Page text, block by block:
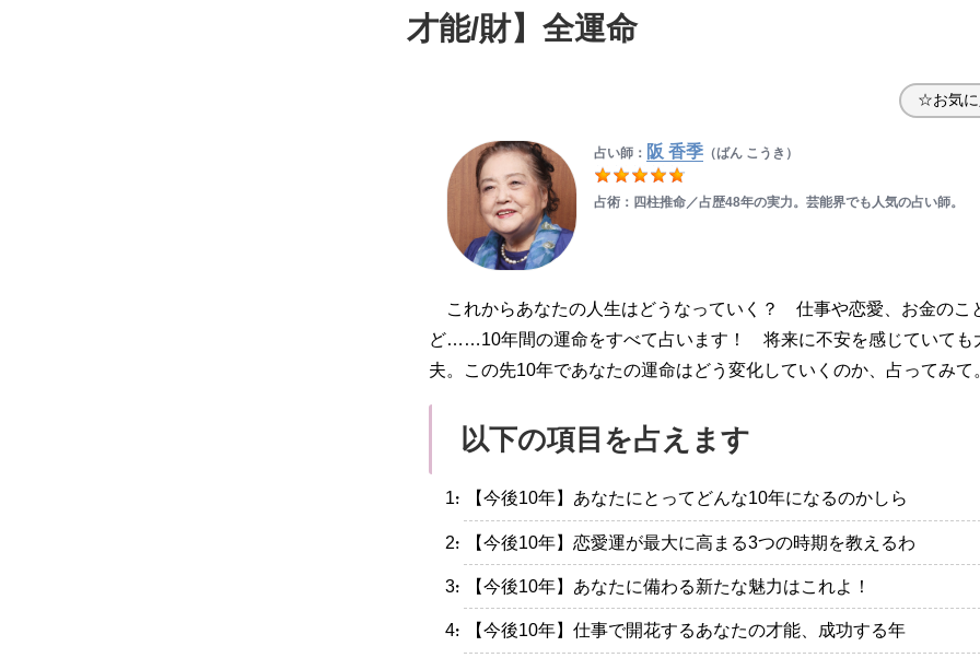
才能/財】全運命
☆お気に
占い師： 阪 香季（ばん こうき）
占術：四柱推命／占歴48年の実力。芸能界でも人気の占い師。
これからあなたの人生はどうなっていく？ 仕事や恋愛、お金のこ
ど……10年間の運命をすべて占います！ 将来に不安を感じていても
夫。この先10年であなたの運命はどう変化していくのか、占ってみて
以下の項目を占えます
・【今後10年】あなたにとってどんな10年になるのかしら
・【今後10年】恋愛運が最大に高まる3つの時期を教えるわ
・【今後10年】あなたに備わる新たな魅力はこれよ！
・【今後10年】仕事で開花するあなたの才能、成功する年